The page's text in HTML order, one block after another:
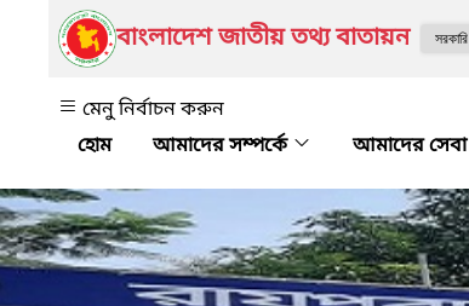
বাংলাদেশ জাতীয় তথ্য বাতায়ন
মেনু নির্বাচন করুন
আমাদের সম্পর্কে
আমাদের সেবা